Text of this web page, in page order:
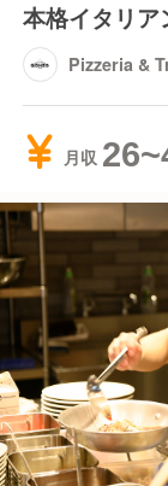
本格イタリア
Pizzeria &
月収